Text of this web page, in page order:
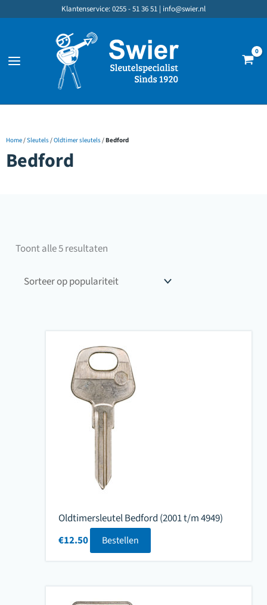
inhoud
Klantenservice: 0255 - 51 36 51 | info@swier.nl
Home/Sleutels/Oldtimer sleutels/Bedford
Bedford
Toont alle 5 resultaten
populariteit
Oldtimersleutel Bedford (2001 t/m 4949)
€12.50 Bestellen